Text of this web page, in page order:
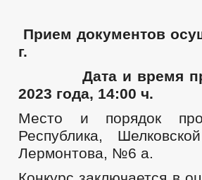
Прием документов
г.
Дата и время
2023 года, 14:00 ч.
Место и порядок
Республика,
Лермонтова, №6 а.